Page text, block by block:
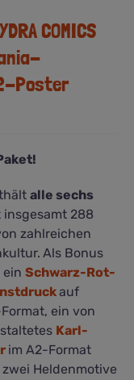
COMICS
Poster
alle sechs
insgesamt 288
zahlreichen
Als Bonus
einSchwarz-Rot-
auf
ein von
Karl-
im A2-Format
Heldenmotive